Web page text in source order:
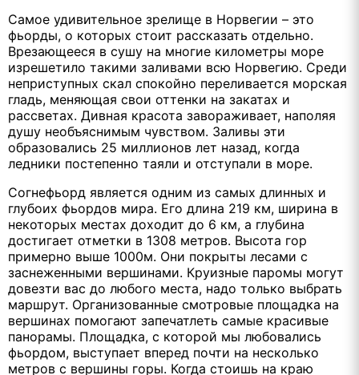
Самое удивительное зрелище в Норвегии – это
фьорды, о которых стоит рассказать отдельно.
Врезающееся в сушу на многие километры море
изрешетило такими заливами всю Норвегию. Среди
неприступных скал спокойно переливается морская
гладь, меняющая свои оттенки на закатах и
рассветах. Дивная красота завораживает, наполяя
душу необъяснимым чувством. Заливы эти
образовались 25 миллионов лет назад, когда
ледники постепенно таяли и отступали в море.
Согнефьорд является одним из самых длинных и
глубоих фьордов мира. Его длина 219 км, ширина в
некоторых местах доходит до 6 км, а глубина
достигает отметки в 1308 метров. Высота гор
примерно выше 1000м. Они покрыты лесами с
заснеженными вершинами. Круизные паромы могут
довезти вас до любого места, надо только выбрать
маршрут. Организованные смотровые площадка на
вершинах помогают запечатлеть самые красивые
панорамы. Площадка, с которой мы любовались
фьордом, выступает вперед почти на несколько
метров с вершины горы. Когда стоишь на краю